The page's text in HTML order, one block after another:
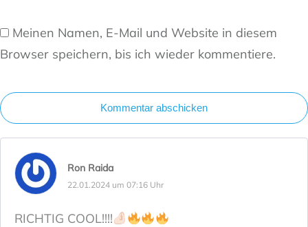
Meinen Namen, E-Mail und Website in diesem
Browser speichern, bis ich wieder kommentiere.
Kommentar abschicken
Ron Raida
22.01.2024 um 07:16 Uhr
RICHTIG COOL!!!!